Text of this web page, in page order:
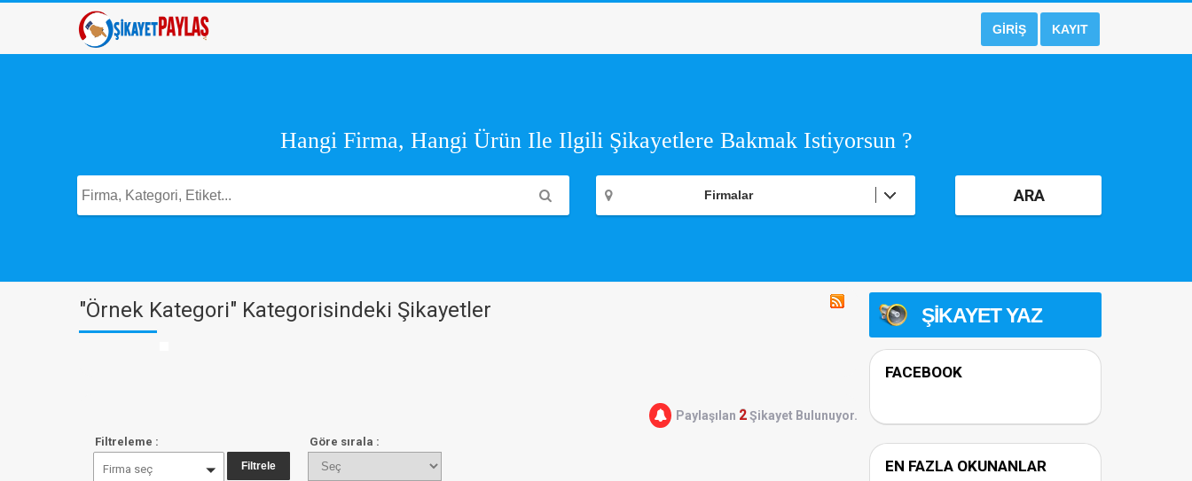
GIRIŞ KAYIT
Hangi Firma, Hangi Ürün Ile Ilgili Şikayetlere Bakmak Istiyorsun ?
Firmalar ARA
"Örnek Kategori" Kategorisindeki Şikayetler
Paylaşılan 2Şikayet Bulunuyor.
Filtreleme :
Firma seç
Göre sırala :
ŞIKAYET YAZ
FACEBOOK
EN FAZLA OKUNANLAR